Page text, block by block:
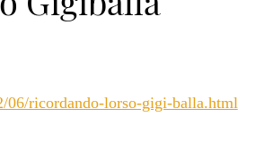
06/ricordando-lorso-gigi-balla.html